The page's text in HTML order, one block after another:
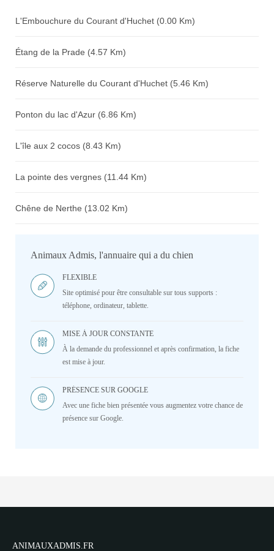
L'Embouchure du Courant d'Huchet (0.00 Km)
Étang de la Prade (4.57 Km)
Réserve Naturelle du Courant d'Huchet (5.46 Km)
Ponton du lac d'Azur (6.86 Km)
L'île aux 2 cocos (8.43 Km)
La pointe des vergnes (11.44 Km)
Chêne de Nerthe (13.02 Km)
Animaux Admis, l'annuaire qui a du chien
FLEXIBLE
Site optimisé pour être consultable sur tous supports :
téléphone, ordinateur, tablette.
MISE À JOUR CONSTANTE
À la demande du professionnel et après confirmation, la fiche
est mise à jour.
PRÉSENCE SUR GOOGLE
Avec une fiche bien présentée vous augmentez votre chance de
présence sur Google.
ANIMAUXADMIS.FR